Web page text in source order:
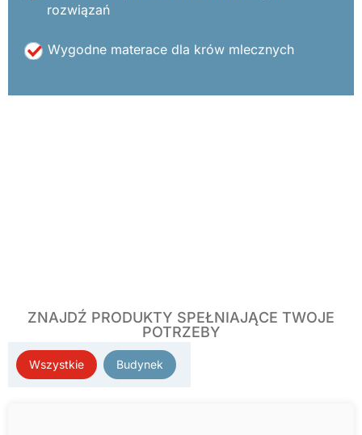
rozwiązań
Wygodne materace dla krów mlecznych
ZNAJDŹ PRODUKTY SPEŁNIAJĄCE TWOJE
POTRZEBY
Wszystkie Budynek